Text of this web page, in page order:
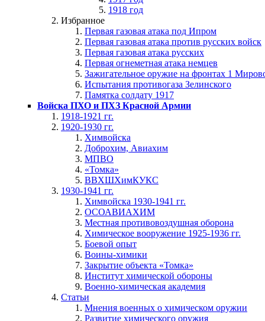
1918 год
Избранное
Первая газовая атака под Ипром
Первая газовая атака против русских войск
Первая газовая атака русских
Первая огнеметная атака немцев
Зажигательное оружие на фронтах 1
Испытания противогаза Зелинского
Памятка солдату 1917
Войска ПХО и ПХЗ Красной Армии
1918-1921 гг.
1920-1930 гг.
Химвойска
Доброхим, Авиахим
МПВО
«Томка»
ВВХШХимКУКС
1930-1941 гг.
Химвойска 1930-1941 гг.
ОСОАВИАХИМ
Местная противовоздушная оборона
Химическое вооружение 1925-1936 гг.
Боевой опыт
Воины-химики
Закрытие объекта «Томка»
Институт химической обороны
Военно-химическая академия
Статьи
Мнения военных о химическом оружии
Развитие химического оружия